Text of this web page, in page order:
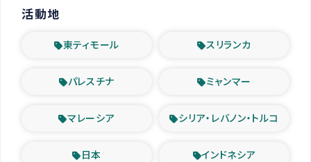
活動地
東ティモール スリランカ
パレスチナ ミャンマー
マレーシア シリア・レバノン・トルコ
日本 インドネシア